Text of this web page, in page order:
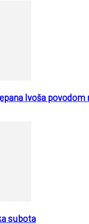
Ivoša
subota